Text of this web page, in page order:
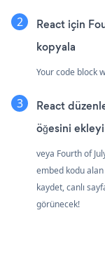
React için
kopyala
Your code block
React
öğesini
veya Fourth of
embed kodu alan
kaydet, canlı
görünecek!